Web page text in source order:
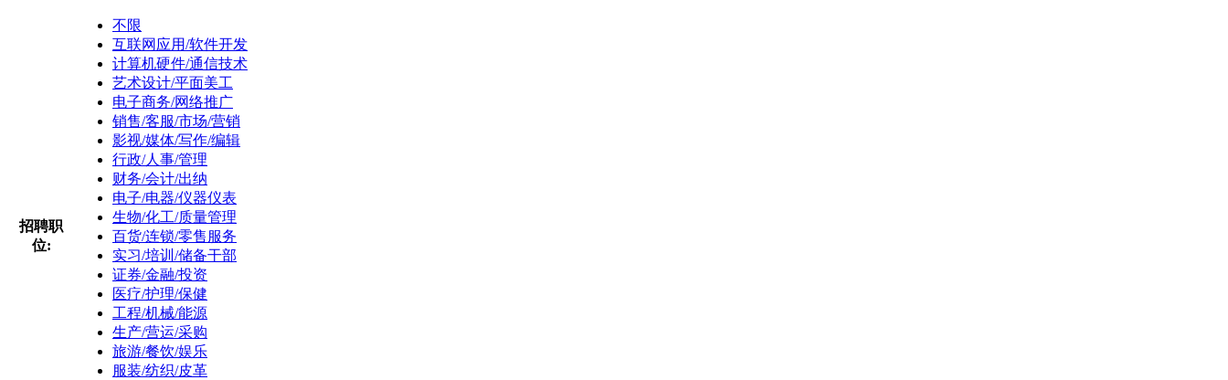
招聘职
位:
不限
互联网应用/软件开发
计算机硬件/通信技术
艺术设计/平面美工
电子商务/网络推广
销售/客服/市场/营销
影视/媒体/写作/编辑
行政/人事/管理
财务/会计/出纳
电子/电器/仪器仪表
生物/化工/质量管理
百货/连锁/零售服务
实习/培训/储备干部
证券/金融/投资
医疗/护理/保健
工程/机械/能源
生产/营运/采购
旅游/餐饮/娱乐
服装/纺织/皮革